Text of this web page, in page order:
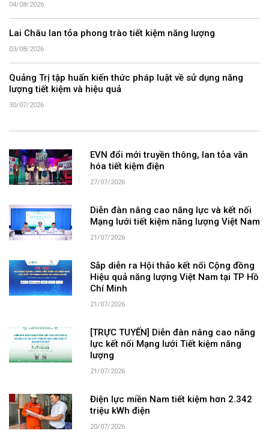
04/08/2026
Lai Châu lan tỏa phong trào tiết kiệm năng lượng
03/08/2026
Quảng Trị tập huấn kiến thức pháp luật về sử dụng năng
lượng tiết kiệm và hiệu quả
30/07/2026
EVN đổi mới truyền thông, lan tỏa văn
hóa tiết kiệm điện
27/07/2026
Diễn đàn nâng cao năng lực và kết nối
Mạng lưới tiết kiệm năng lượng Việt Nam
21/07/2026
Sắp diễn ra Hội thảo kết nối Cộng đồng
Hiệu quả năng lượng Việt Nam tại TP Hồ
Chí Minh
21/07/2026
[TRỰC TUYẾN] Diễn đàn nâng cao năng
lực kết nối Mạng lưới Tiết kiệm năng
lượng
21/07/2026
Điện lực miền Nam tiết kiệm hơn 2.342
triệu kWh điện
20/07/2026